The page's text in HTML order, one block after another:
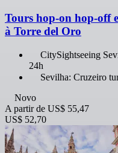
Tours hop-on hop-off
à Torre del Oro
CitySightseeing
24h
Sevilha: Cruzeiro
Novo
A partir de US$ 55,47
US$ 52,70